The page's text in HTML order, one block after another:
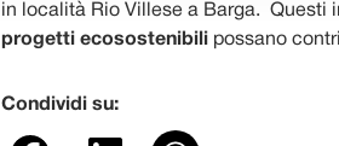
in località Rio Villese a Barga. Questi
progetti ecosostenibili possano
Condividi su: